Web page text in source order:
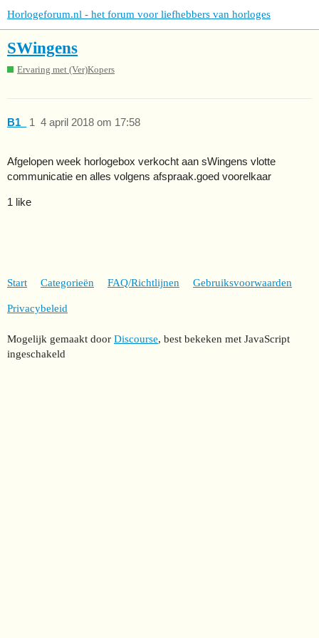
Horlogeforum.nl - het forum voor liefhebbers van horloges
SWingens
Ervaring met (Ver)Kopers
B1_ 4 april 2018 om 17:58
1
Afgelopen week horlogebox verkocht aan sWingens vlotte
communicatie en alles volgens afspraak.goed voorelkaar
1 like
Start Categorieën FAQ/Richtlijnen Gebruiksvoorwaarden
Privacybeleid
Mogelijk gemaakt door Discourse, best bekeken met JavaScript
ingeschakeld